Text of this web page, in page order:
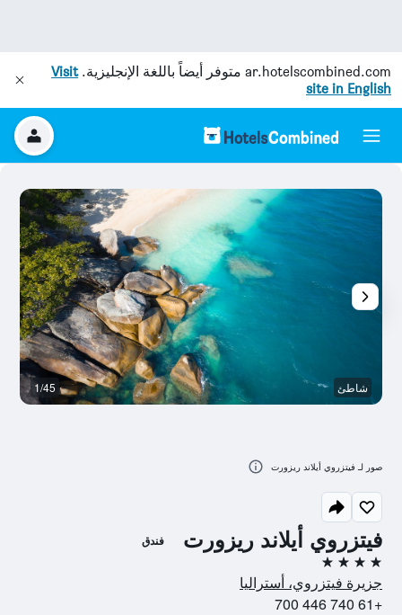
ar.hotelscombined.com متوفر أيضاً باللغة الإنجليزية.Visit
site in English
فيتزروي أيلاند ريزورت فندق
4 نجوم
جزيرة فيتزروي، أستراليا
+61 740 446 700
شاطئ 1/45
صور لـ فيتزروي أيلاند ريزورت